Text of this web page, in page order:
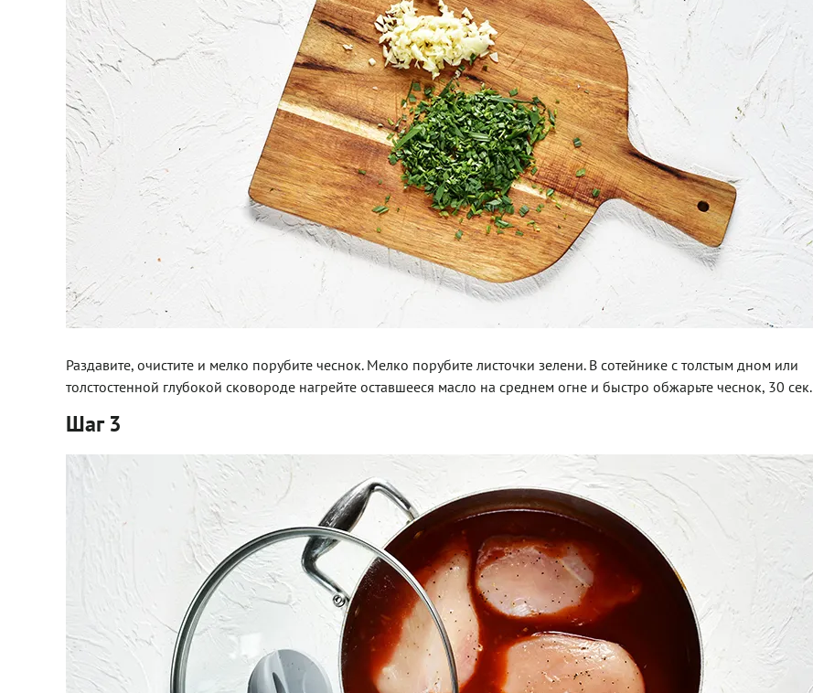
Раздавите, очистите и мелко порубите чеснок. Мелко порубите листочки зелени. В сотейнике с толстым дном или
толстостенной глубокой сковороде нагрейте оставшееся масло на среднем огне и быстро обжарьте чеснок, 30 сек.
Шаг 3